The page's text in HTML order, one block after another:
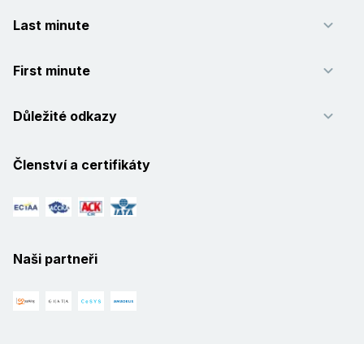
Last minute
First minute
Důležité odkazy
Členství a certifikáty
Naši partneři